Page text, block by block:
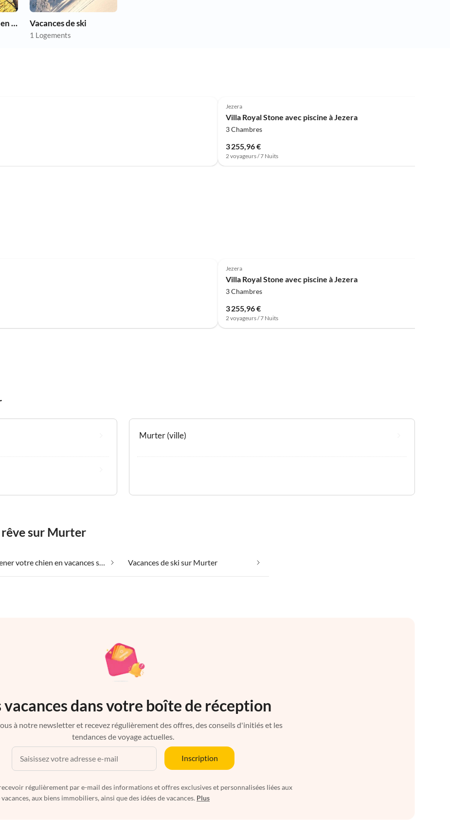
Emmener votre chien en vacances Vacances de ski
1 Logements
Jezera
Villa Royal Stone avec piscine à Jezera
3 Chambres
3 255,96 €
2 voyageurs / 7 Nuits
Jezera
Villa Royal Stone avec piscine à Jezera
3 Chambres
3 255,96 €
2 voyageurs / 7 Nuits
Murter (ville)
rêve sur Murter
Vacances de ski sur Murter
vacances dans votre boîte de réception
à notre newsletter et recevez régulièrement des offres, des conseils d'initiés et les
tendances de voyage actuelles.
Inscription
régulièrement par e-mail des informations et offres exclusives et personnalisées liées aux
aux biens immobiliers, ainsi que des idées de vacances. Plus